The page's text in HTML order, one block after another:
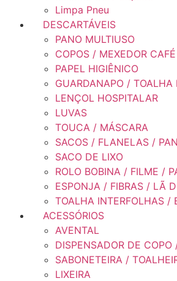
Limpa Pneu
DESCARTÁVEIS
PANO MULTIUSO
COPOS / MEXEDOR CAFÉ
PAPEL HIGIÊNICO
GUARDANAPO / TOALHA
LENÇOL HOSPITALAR
LUVAS
TOUCA / MÁSCARA
SACOS / FLANELAS /
SACO DE LIXO
ROLO BOBINA / FILME /
ESPONJA / FIBRAS / LÃ
TOALHA INTERFOLHAS /
ACESSÓRIOS
AVENTAL
DISPENSADOR DE
SABONETEIRA /
LIXEIRA